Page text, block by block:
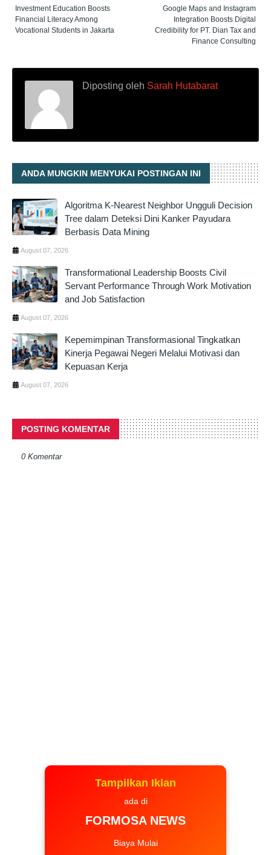
Google Maps and Instagram
Integration Boosts Digital
Credibility for PT. Dian Tax and
Finance Consulting
Investment Education Boosts
Financial Literacy Among
Vocational Students in Jakarta
Diposting oleh Sarah Hutabarat
ANDA MUNGKIN MENYUKAI POSTINGAN INI
Algoritma K-Nearest Neighbor Ungguli Decision
Tree dalam Deteksi Dini Kanker Payudara
Berbasis Data Mining
August 07, 2026
Transformational Leadership Boosts Civil
Servant Performance Through Work Motivation
and Job Satisfaction
August 07, 2026
Kepemimpinan Transformasional Tingkatkan
Kinerja Pegawai Negeri Melalui Motivasi dan
Kepuasan Kerja
August 07, 2026
POSTING KOMENTAR
0 Komentar
Tampilkan Iklan
ada di
FORMOSA NEWS
Biaya Mulai